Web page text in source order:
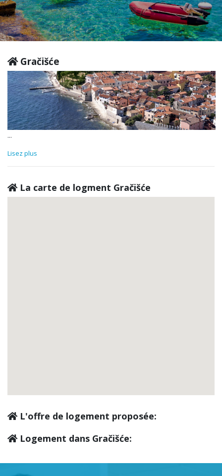
Gračišće
...
Lisez plus
La carte de logment Gračišće
L'offre de logement proposée:
Logement dans Gračišće: